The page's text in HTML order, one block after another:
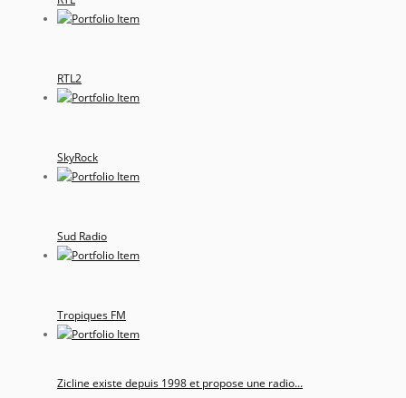
RTL2
SkyRock
Sud Radio
Tropiques FM
Zicline existe depuis 1998 et propose une radio...